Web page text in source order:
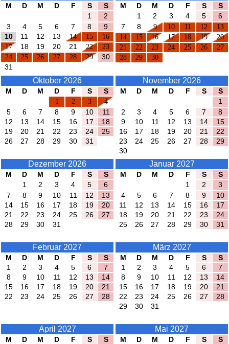
M D M D F S
S
1
2
3
4 5 6 7 8
9
10
11 12 13 14 15
16
17
18 19 20 21 22
23
24
25 26 27 28 29
30
31
M D M D F S
S
1
2 3 4 5
6
7
8 9 10 11 12
13
14
15 16 17 18 19
20
21
22 23 24 25 26
27
28
29 30
Oktober 2026
M D M D F S
S
1
2 3
4
5
6 7 8 9 10
11
12
13 14 15 16 17
18
19
20 21 22 23 24
25
26
27 28 29 30 31
November 2026
M D M D F S
S
1
2
3 4 5 6 7
8
9
10 11 12 13 14
15
16
17 18 19 20 21
22
23
24 25 26 27 28
29
30
Dezember 2026
M D M D F S
S
1
2 3 4 5
6
7
8 9 10 11 12
13
14
15 16 17 18 19
20
21
22 23 24 25 26
27
28
29 30 31
Januar 2027
M D M D F S
S
1
2
3
4
5 6 7 8 9
10
11
12 13 14 15 16
17
18
19 20 21 22 23
24
25
26 27 28 29 30 31
Februar 2027
M D M D F S
S
1
2 3 4 5 6
7
8
9 10 11 12 13
14
15
16 17 18 19 20
21
22
23 24 25 26 27 28
März 2027
M D M D F S
S
1
2 3 4 5 6
7
8
9 10 11 12 13
14
15
16 17 18 19 20
21
22
23 24 25 26 27
28
29
30 31
April 2027
M D M D F S
S
Mai 2027
M D M D F S
S